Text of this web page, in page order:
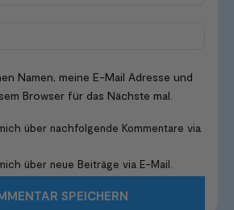
Namen, meine E-Mail Adresse und
Browser für das Nächste mal.
über nachfolgende Kommentare via
über neue Beiträge via E-Mail.